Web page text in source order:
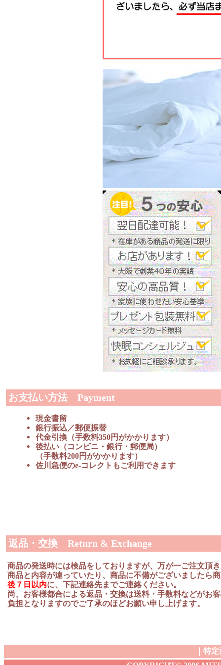
お支払い方法 Payment
現金書留
銀行振込／郵便振替
代金引換（手数料350円がかかります）
後払い（コンビニ・銀行・郵便局）
（手数料200円がかかります）
佐川急便のe-コレクトもご利用できます
返品・交換 Return & Exchange
商品の発送時には検品をしておりますが、万が一ご注文頂
商品と内容が違っていたり、商品に不備がございましたら
後７日以内に、下記連絡先までご連絡ください。
尚、お客様都合による返品・交換は送料・手数料などがお
負担となりますのでご了承のほどお願い申し上げます。
特定